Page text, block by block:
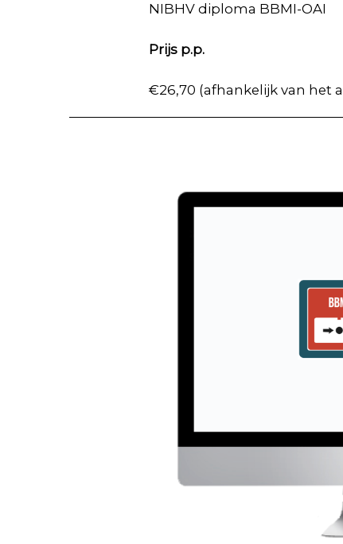
NIBHV diploma BBMI-OAI
Prijs p.p.
€26,70 (afhankelijk van het